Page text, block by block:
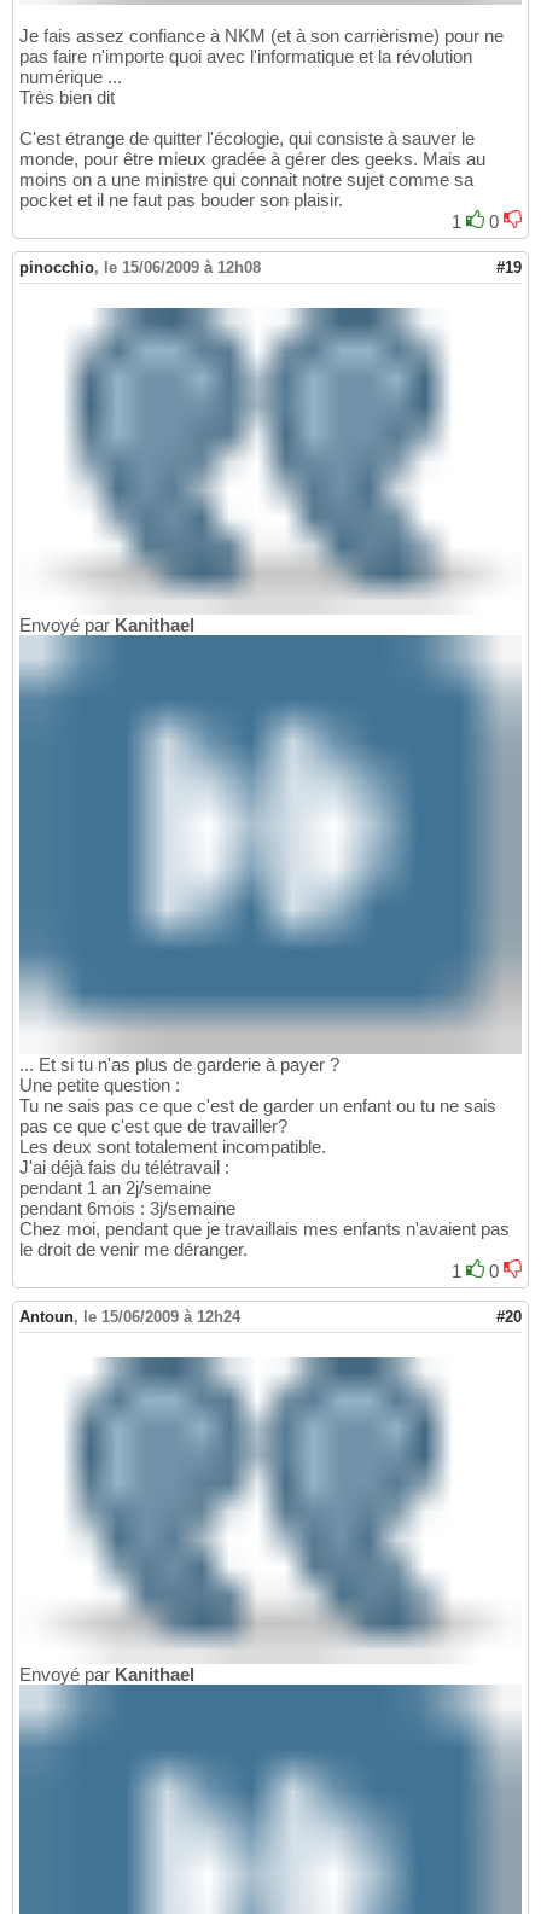
Je fais assez confiance à NKM (et à son carrièrisme) pour ne
pas faire n'importe quoi avec l'informatique et la révolution
numérique ...
Très bien dit
C'est étrange de quitter l'écologie, qui consiste à sauver le
monde, pour être mieux gradée à gérer des geeks. Mais au
moins on a une ministre qui connait notre sujet comme sa
pocket et il ne faut pas bouder son plaisir.
1
0
pinocchio, le 15/06/2009 à 12h08 #19
Envoyé par Kanithael
... Et si tu n'as plus de garderie à payer ?
Une petite question :
Tu ne sais pas ce que c'est de garder un enfant ou tu ne sais
pas ce que c'est que de travailler?
Les deux sont totalement incompatible.
J'ai déjà fais du télétravail :
pendant 1 an 2j/semaine
pendant 6mois : 3j/semaine
Chez moi, pendant que je travaillais mes enfants n'avaient pas
le droit de venir me déranger.
1
0
Antoun, le 15/06/2009 à 12h24 #20
Envoyé par Kanithael